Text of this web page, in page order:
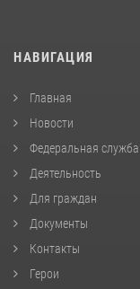
НАВИГАЦИЯ
Главная
Новости
Федеральная служба
Деятельность
Для граждан
Документы
Контакты
Герои